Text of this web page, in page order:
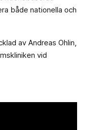
både nationella och
av Andreas Ohlin,
vid